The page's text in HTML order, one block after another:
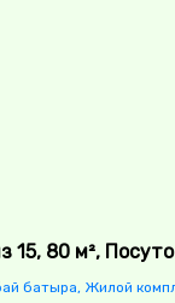
15, 80 м²,
батыра, Жилой